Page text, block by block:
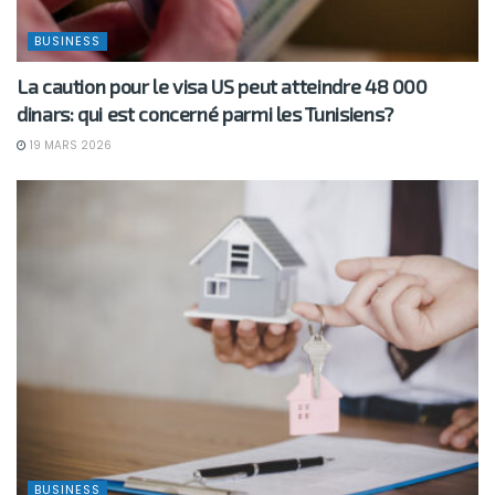
BUSINESS
La caution pour le visa US peut atteindre 48 000
dinars: qui est concerné parmi les Tunisiens?
19 MARS 2026
BUSINESS